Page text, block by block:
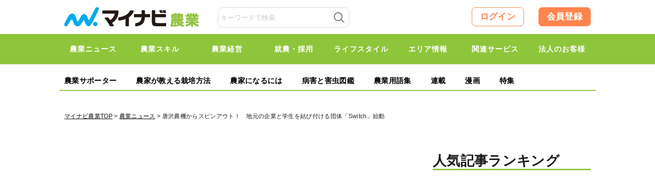
ログイン 会員登録
農業ニュース 農業スキル 農業経営 就農・採用 ライフスタイル エリア情報 関連サービス 法人のお客様
農業サポーター 農家が教える栽培方法 農家になるには 病害と害虫図鑑 農業用語集 連載 漫画 特集
マイナビ農業TOP> 農業ニュース > 唐沢農機からスピンアウト！ 地元の企業と学生を結び付ける団体「Switch」始動
人気記事ランキング